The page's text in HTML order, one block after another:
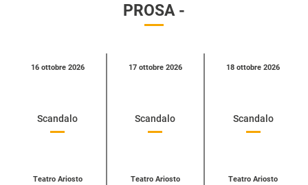
PROSA -
categoria
16 ottobre 2026
Scandalo
Teatro Ariosto
17 ottobre 2026
Scandalo
Teatro Ariosto
18 ottobre 2026
Scandalo
Teatro Ariosto